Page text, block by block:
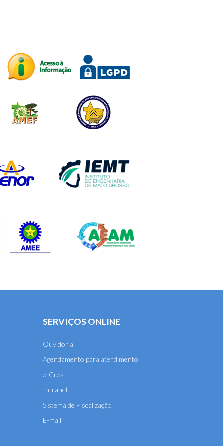
SERVIÇOS ONLINE
Ouvidoria
Agendamento para atendimento
e-Crea
Intranet
Sistema de Fiscalização
E-mail